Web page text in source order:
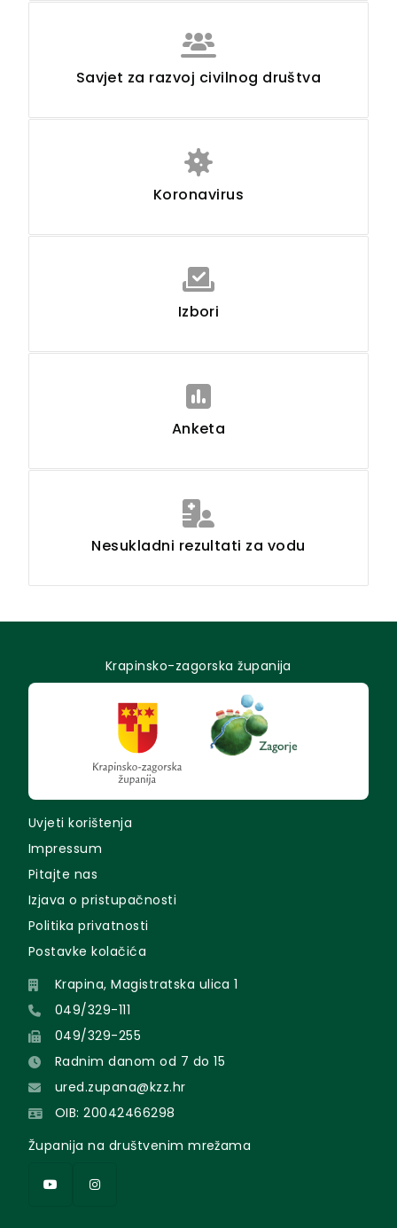
Savjet za razvoj civilnog društva
Koronavirus
Izbori
Anketa
Nesukladni rezultati za vodu
Krapinsko-zagorska županija
Uvjeti korištenja
Impressum
Pitajte nas
Izjava o pristupačnosti
Politika privatnosti
Postavke kolačića
Krapina, Magistratska ulica 1
049/329-111
049/329-255
Radnim danom od 7 do 15
ured.zupana@kzz.hr
OIB: 20042466298
Županija na društvenim mrežama